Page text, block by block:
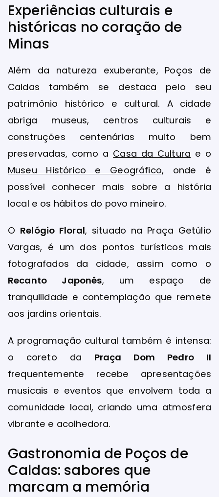
Experiências culturais e
históricas no coração de
Minas
Além da natureza exuberante, Poços de
Caldas também se destaca pelo seu
patrimônio histórico e cultural. A cidade
abriga museus, centros culturais e
construções centenárias muito bem
preservadas, como a Casa da Cultura e o
Museu Histórico e Geográfico, onde é
possível conhecer mais sobre a história
local e os hábitos do povo mineiro.
O Relógio Floral, situado na Praça Getúlio
Vargas, é um dos pontos turísticos mais
fotografados da cidade, assim como o
Recanto Japonês, um espaço de
tranquilidade e contemplação que remete
aos jardins orientais.
A programação cultural também é intensa:
o coreto da Praça Dom Pedro II
frequentemente recebe apresentações
musicais e eventos que envolvem toda a
comunidade local, criando uma atmosfera
vibrante e acolhedora.
Gastronomia de Poços de
Caldas: sabores que
marcam a memória